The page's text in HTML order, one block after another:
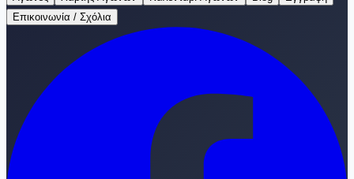
Επικοινωνία / Σχόλια